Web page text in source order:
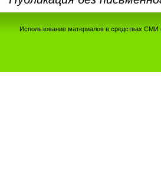
Использование материалов в средствах СМИ